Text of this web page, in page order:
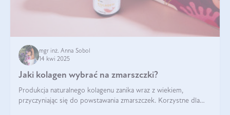
mgr inż. Anna Sobol
14 kwi 2025
Jaki kolagen wybrać na zmarszczki?
Produkcja naturalnego kolagenu zanika wraz z wiekiem,
przyczyniając się do powstawania zmarszczek. Korzystne dla